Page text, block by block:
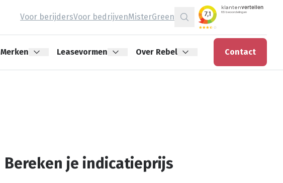
Voor berijdersVoor bedrijvenMisterGreen
Zoeken
Merken Leasevormen Over Rebel Contact
Bereken je indicatieprijs